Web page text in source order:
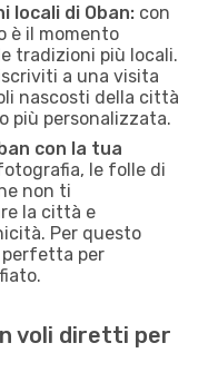
locali di Oban: con
è il momento
tradizioni più locali.
a una visita
nascosti della città
più personalizzata.
con la tua
le folle di
non ti
la città e
Per questo
perfetta per
voli diretti per